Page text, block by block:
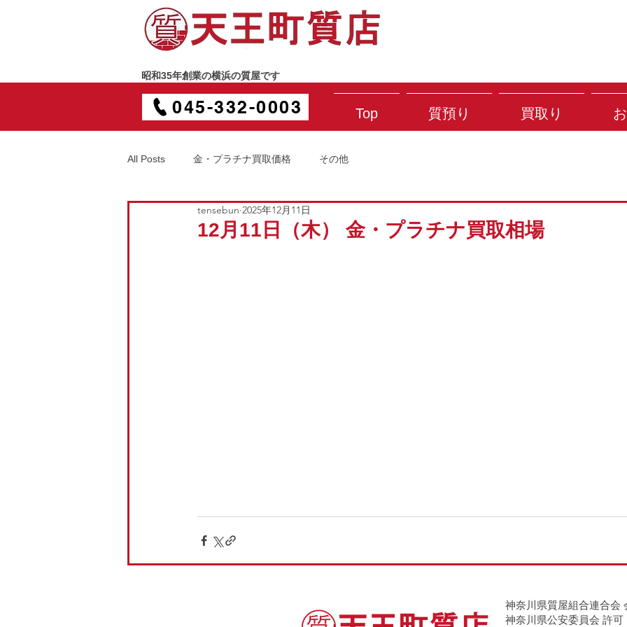
昭和35年創業の横浜の質屋です
045-332-0003 Top 質預り 買取り
All Posts 金・プラチナ買取価格 その他
12月11日（木） 金・プラチナ買取相場
tensebun 2025年12月11日
神奈川県質屋組合連合会
神奈川県公安委員会 許可